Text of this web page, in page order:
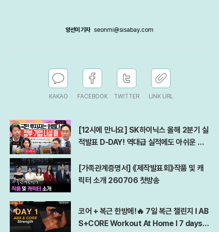
양선미 기자 seonmi@sisabay.com
KAKAO FACEBOOK TWITTER LINK URL
[12시에 만나요] SK하이닉스 올해 2분기 실
적발표 D-DAY! 역대급 실적에도 아쉬운 점
년 7월 29일 수요일
[가족관계증명서] 《제작발표회》작품 및 캐
릭터 소개 260706 첫방송
코어 + 복근 한방에!🔥 7일 복근 챌린지 l AB
S+CORE Workout At Home l 7 days A